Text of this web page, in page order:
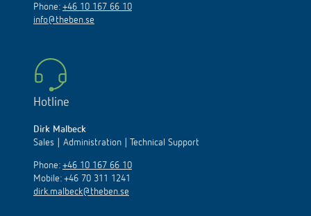
Phone: +46 10 167 66 10
info@theben.se
Hotline
Dirk Malbeck
Sales | Administration | Technical Support
Phone: +46 10 167 66 10
Mobile: +46 70 311 1241
dirk.malbeck@theben.se